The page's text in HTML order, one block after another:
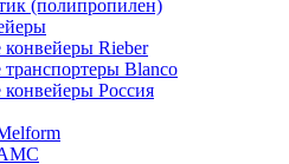
(полипропилен)
Rieber
Blanco
Россия